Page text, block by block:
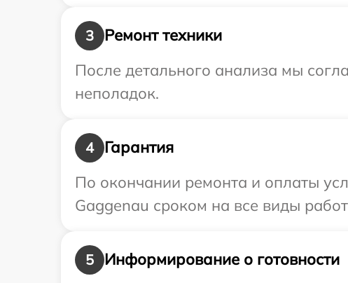
3
Ремонт техники
После детального анализа мы
неполадок.
4
Гарантия
По окончании ремонта и оплаты
Gaggenau сроком на все виды
5
Информирование о готовности